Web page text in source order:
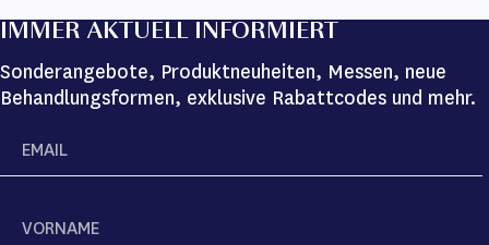
IMMER AKTUELL INFORMIERT
Sonderangebote, Produktneuheiten, Messen, neue
Behandlungsformen, exklusive Rabattcodes und mehr.